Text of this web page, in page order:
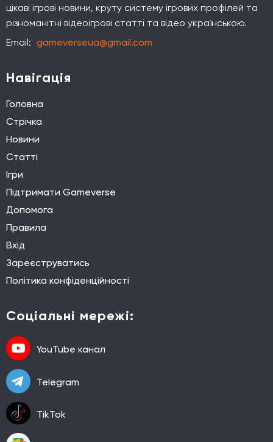
цікаві ігрові новини, круту систему ігрових профілей та
різноманітні відеоігрові статті та відео українською.
Email: gameverseua@gmail.com
Навігація
Головна
Стрічка
Новини
Статті
Ігри
Підтримати Gameverse
Допомога
Правила
Вхід
Зареєструватись
Політика конфіденційності
Соціальні мережі:
YouTube канал
Telegram
TikTok